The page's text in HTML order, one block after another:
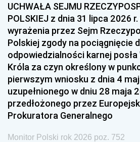
UCHWAŁA SEJMU
POLSKIEJ z dnia 31 lipca 2026
wyrażenia przez Sejm
Polskiej zgody na pociągnięcie
odpowiedzialności karnej
Króla za czyn określony w
pierwszym wniosku z dnia 4
uzupełnionego w dniu 28 maja
przedłożonego przez
Prokuratora Generalnego
Monitor Polski rok 2026 poz. 752